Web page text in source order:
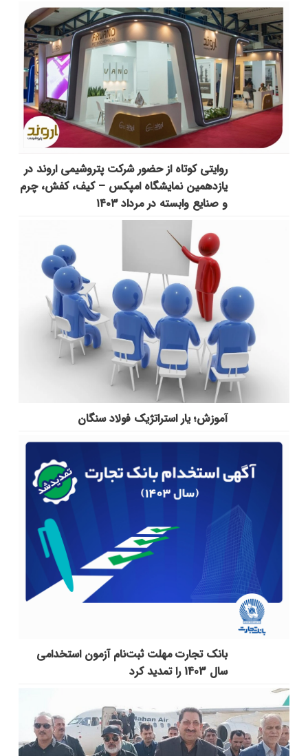
روایتی کوتاه از حضور شرکت پتروشیمی اروند در
یازدهمین نمایشگاه امپکس‌ – کیف، کفش، چرم
و صنایع وابسته در مرداد ۱۴۰۳
آموزش؛ یار استراتژیک فولاد سنگان
بانک تجارت مهلت ثبت‌نام آزمون استخدامی
سال 1403 را تمدید کرد